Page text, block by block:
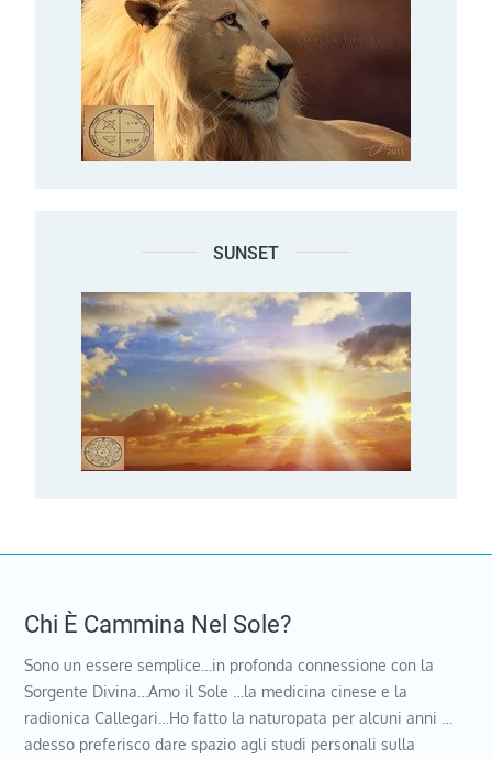
SUNSET
Chi È Cammina Nel Sole?
Sono un essere semplice…in profonda connessione con la
Sorgente Divina…Amo il Sole …la medicina cinese e la
radionica Callegari…Ho fatto la naturopata per alcuni anni …
adesso preferisco dare spazio agli studi personali sulla